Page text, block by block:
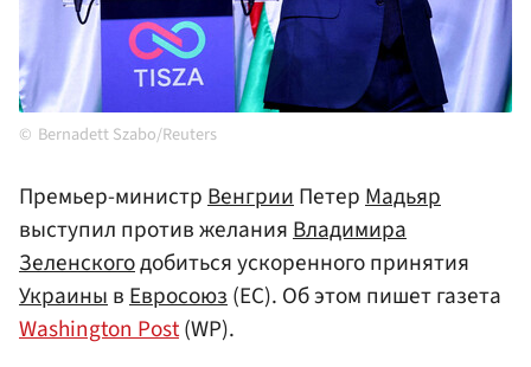
Bernadett Szabo/Reuters
Премьер-министрВенгрииПетерМадьяр
выступил против желанияВладимира
Зеленскогодобиться ускоренного принятия
УкраинывЕвросоюз(ЕС). Об этом пишет газета
Washington Post(WP).